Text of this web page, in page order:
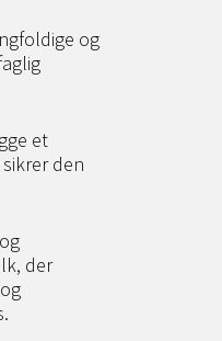
og
et
den
der